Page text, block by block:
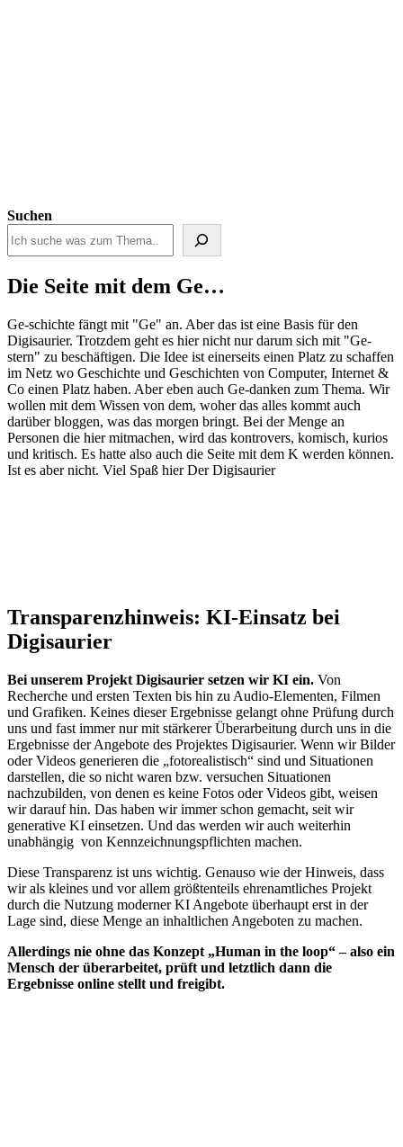
Suchen
Die Seite mit dem Ge…
Ge-schichte fängt mit "Ge" an. Aber das ist eine Basis für den
Digisaurier. Trotzdem geht es hier nicht nur darum sich mit "Ge-
stern" zu beschäftigen. Die Idee ist einerseits einen Platz zu schaffen
im Netz wo Geschichte und Geschichten von Computer, Internet &
Co einen Platz haben. Aber eben auch Ge-danken zum Thema. Wir
wollen mit dem Wissen von dem, woher das alles kommt auch
darüber bloggen, was das morgen bringt. Bei der Menge an
Personen die hier mitmachen, wird das kontrovers, komisch, kurios
und kritisch. Es hatte also auch die Seite mit dem K werden können.
Ist es aber nicht. Viel Spaß hier Der Digisaurier
Transparenzhinweis: KI-Einsatz bei
Digisaurier
Bei unserem Projekt Digisaurier setzen wir KI ein. Von
Recherche und ersten Texten bis hin zu Audio-Elementen, Filmen
und Grafiken. Keines dieser Ergebnisse gelangt ohne Prüfung durch
uns und fast immer nur mit stärkerer Überarbeitung durch uns in die
Ergebnisse der Angebote des Projektes Digisaurier. Wenn wir Bilder
oder Videos generieren die „fotorealistisch“ sind und Situationen
darstellen, die so nicht waren bzw. versuchen Situationen
nachzubilden, von denen es keine Fotos oder Videos gibt, weisen
wir darauf hin. Das haben wir immer schon gemacht, seit wir
generative KI einsetzen. Und das werden wir auch weiterhin
unabhängig von Kennzeichnungspflichten machen.
Diese Transparenz ist uns wichtig. Genauso wie der Hinweis, dass
wir als kleines und vor allem größtenteils ehrenamtliches Projekt
durch die Nutzung moderner KI Angebote überhaupt erst in der
Lage sind, diese Menge an inhaltlichen Angeboten zu machen.
Allerdings nie ohne das Konzept „Human in the loop“ – also ein
Mensch der überarbeitet, prüft und letztlich dann die
Ergebnisse online stellt und freigibt.